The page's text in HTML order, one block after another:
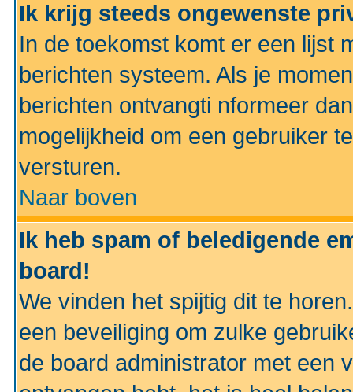
Ik krijg steeds ongewenste
In de toekomst komt er een lijst
berichten systeem. Als je
berichten ontvangti nformeer
mogelijkheid om een gebruiker
versturen.
Naar boven
Ik heb spam of beledigende
board!
We vinden het spijtig dit te
een beveiliging om zulke
de board administrator met een